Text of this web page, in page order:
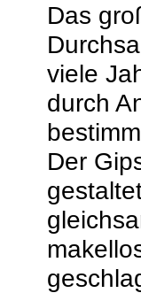
Das
viele
durch
Der